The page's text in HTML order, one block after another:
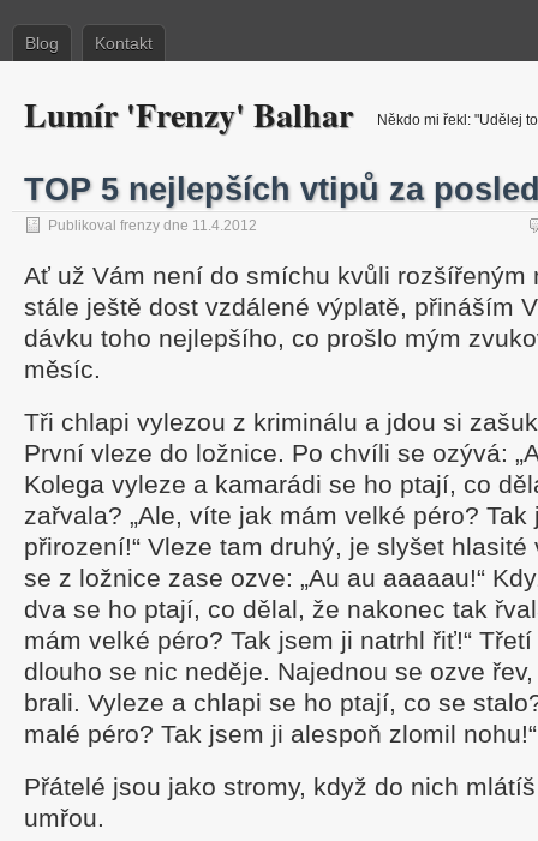
Blog Kontakt
Lumír 'Frenzy' Balhar Někdo mi řekl: "Udělej
TOP 5 nejlepších vtipů za
Publikoval frenzy dne 11.4.2012
Ať už Vám není do smíchu kvůli rozšířeným
stále ještě dost vzdálené výplatě, přináším
dávku toho nejlepšího, co prošlo mým
měsíc.
Tři chlapi vylezou z kriminálu a jdou si
První vleze do ložnice. Po chvíli se ozývá:
Kolega vyleze a kamarádi se ho ptají, co
zařvala? „Ale, víte jak mám velké péro? Tak
přirození!“ Vleze tam druhý, je slyšet
se z ložnice zase ozve: „Au au aaaaau!“
dva se ho ptají, co dělal, že nakonec tak
mám velké péro? Tak jsem ji natrhl řiť!“
dlouho se nic neděje. Najednou se ozve
brali. Vyleze a chlapi se ho ptají, co se
malé péro? Tak jsem ji alespoň zlomil nohu!“
Přátelé jsou jako stromy, když do nich
umřou.